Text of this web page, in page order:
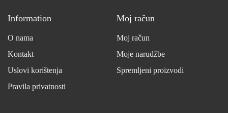
Information
O nama
Kontakt
Uslovi korištenja
Pravila privatnosti
Moj račun
Moj račun
Moje narudžbe
Spremljeni proizvodi